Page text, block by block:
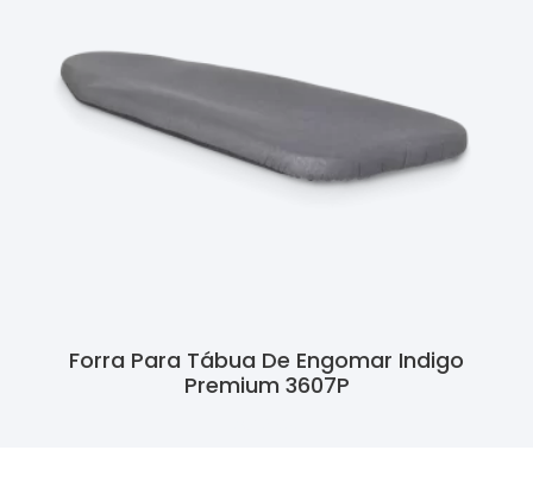
Forra Para Tábua De Engomar Indigo
Premium 3607P